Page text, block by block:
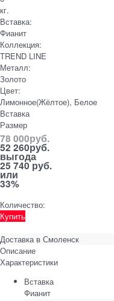
кг.
Вставка:
Фианит
Коллекция:
TREND LINE
Металл:
Золото
Цвет:
Лимонное(Жёлтое), Белое
Вставка
Размер
78 000руб.
52 260руб.
выгода
25 740 руб.
или
33%
Количество:
Купить
Доставка в Смоленск
Описание
Характеристики
Вставка
Фианит